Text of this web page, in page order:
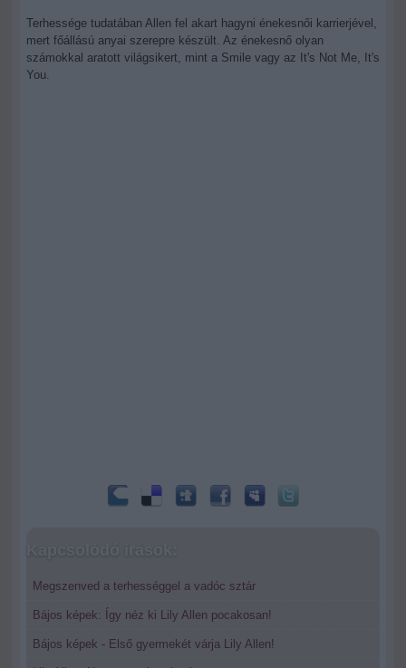
Terhessége tudatában Allen fel akart hagyni énekesnői karrierjével,
mert főállású anyai szerepre készült. Az énekesnő olyan
számokkal aratott világsikert, mint a Smile vagy az It's Not Me, It's
You.
Kapcsolódó írások:
Megszenved a terhességgel a vadóc sztár
Bájos képek: Így néz ki Lily Allen pocakosan!
Bájos képek - Első gyermekét várja Lily Allen!